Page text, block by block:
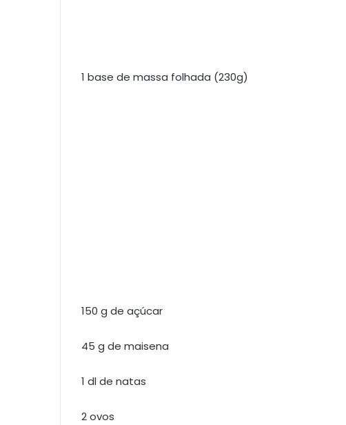
1 base de massa folhada (230g)
150 g de açúcar
45 g de maisena
1 dl de natas
2 ovos